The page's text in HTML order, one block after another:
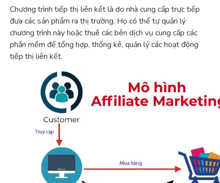
Chương trình tiếp thị liên kết là do nhà cung cấp trực tiếp
đưa các sản phẩm ra thị trường. Họ có thể tự quản lý
chương trình này hoặc thuê các bên dịch vụ cung cấp các
phần mềm để tổng hợp, thống kê, quản lý các hoạt động
tiếp thị liên kết.